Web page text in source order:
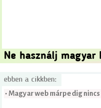
Ne használj magyar
ebben a cikkben:
• Magyar web márpedig nincs